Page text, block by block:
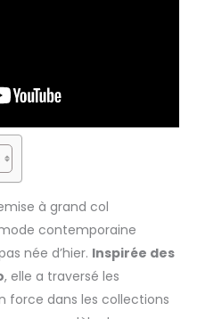
à grand col
contemporaine
née d’hier. Inspirée des
, elle a traversé les
force dans les collections